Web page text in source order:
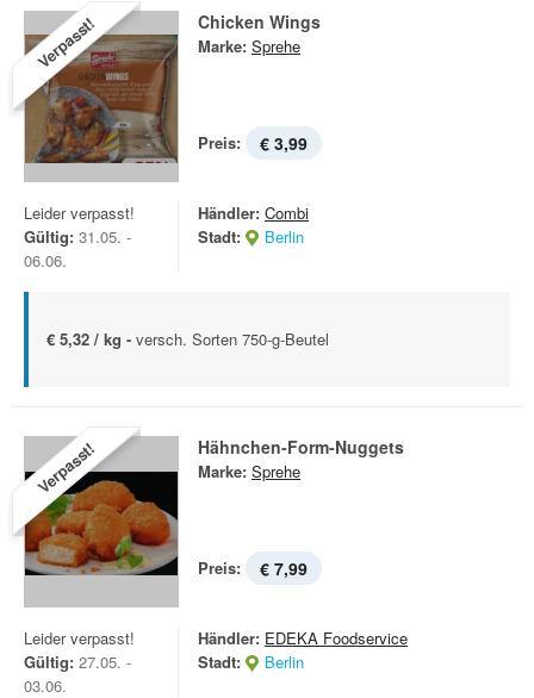
Verpasst! Chicken Wings
Marke: Sprehe
Preis: € 3,99
Leider verpasst!
Gültig: 31.05. -
06.06.
Händler: Combi
Stadt:
Berlin
€ 5,32 / kg - versch. Sorten 750-g-Beutel
Verpasst! Hähnchen-Form-Nuggets
Marke: Sprehe
Preis: € 7,99
Leider verpasst!
Gültig: 27.05. -
03.06.
Händler: EDEKA Foodservice
Stadt:
Berlin